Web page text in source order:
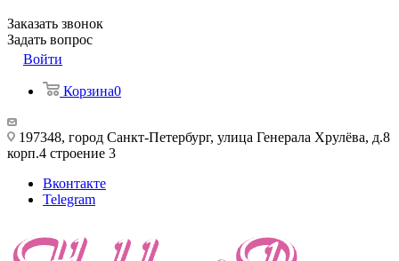
Заказать звонок
Задать вопрос
Войти
Корзина0
197348, город Санкт-Петербург, улица Генерала Хрулёва, д.8
корп.4 строение 3
Вконтакте
Telegram